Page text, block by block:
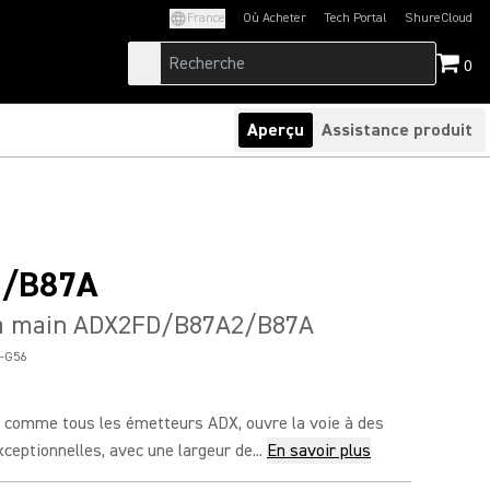
France Où Acheter Tech Portal
(Opens in a new tab)ShureCloud
(Opens in a new
0
Aperçu Assistance produit
B87A
main ADX2FD/B87A2/B87A
G56
comme tous les émetteurs ADX, ouvre la voie à des
avec une largeur de... En savoir plus